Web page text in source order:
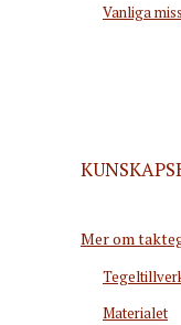
Vanliga
Mer om
Materialet